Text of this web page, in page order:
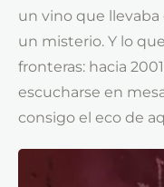
un vino que
un misterio. Y lo
fronteras: hacia
escucharse en
consigo el eco de